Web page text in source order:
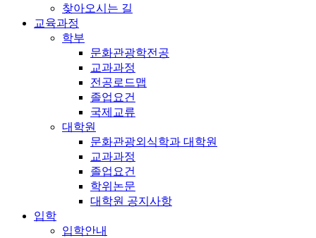
찾아오시는 길
교육과정
학부
문화관광학전공
교과과정
전공로드맵
졸업요건
국제교류
대학원
문화관광외식학과 대학원
교과과정
졸업요건
학위논문
대학원 공지사항
입학
입학안내